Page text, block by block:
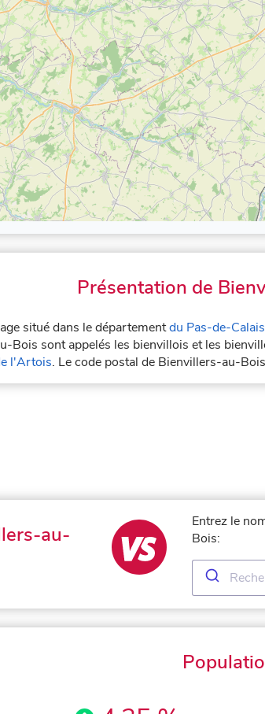
Présentation de
situé dans le départementdu Pas-de-Calais
Bois sont appelés les bienvillois et les
l'Artois. Le code postal de Bienvillers-au-
au-
Entrez le
Bois: